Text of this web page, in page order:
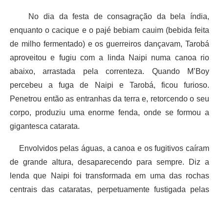
No dia da festa de consagração da bela índia,
enquanto o cacique e o pajé bebiam cauim (bebida feita
de milho fermentado) e os guerreiros dançavam, Tarobá
aproveitou e fugiu com a linda Naipi numa canoa rio
abaixo, arrastada pela correnteza. Quando M’Boy
percebeu a fuga de Naipi e Tarobá, ficou furioso.
Penetrou então as entranhas da terra e, retorcendo o seu
corpo, produziu uma enorme fenda, onde se formou a
gigantesca catarata.
Envolvidos pelas águas, a canoa e os fugitivos caíram
de grande altura, desaparecendo para sempre. Diz a
lenda que Naipi foi transformada em uma das rochas
centrais das cataratas, perpetuamente fustigada pelas